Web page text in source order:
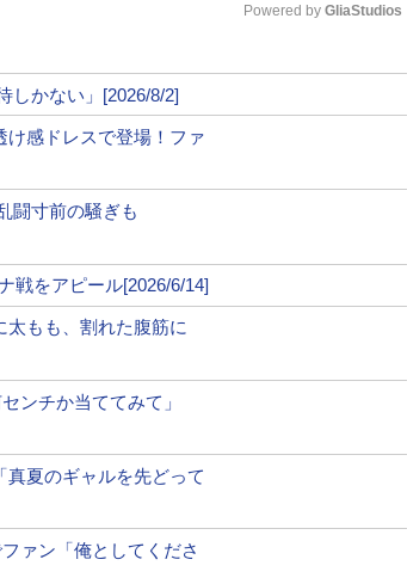
遂に対決！試合前に向かい合う2人
参戦の際、
てやり合っ
の場で決着を
れほど変わらな
のような決着
キック！スダ
技で安保が試合
で、安保は後ろに吹き飛ぶ。終盤、安保が
スピードに翻弄されたか、スダリオは手が出
ルがヒット。残り10秒、スダリオの左がヒ
Mute
Powered by GliaStudios
しかない」[2026/8/2]
け感ドレスで登場！ファ
闘寸前の騒ぎも
戦をアピール[2026/6/14]
太もも、割れた腹筋に
ンチか当ててみて」
夏のギャルを先どって
ァン「俺としてくださ